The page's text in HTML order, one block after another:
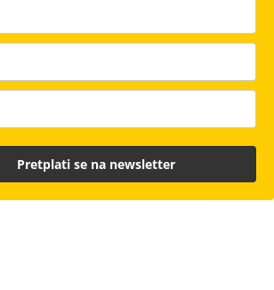
Pretplati se na newsletter